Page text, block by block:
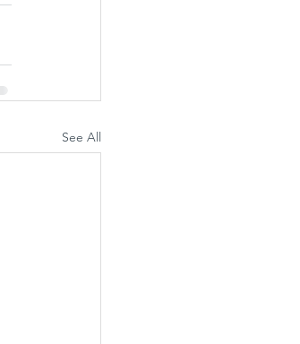
See All